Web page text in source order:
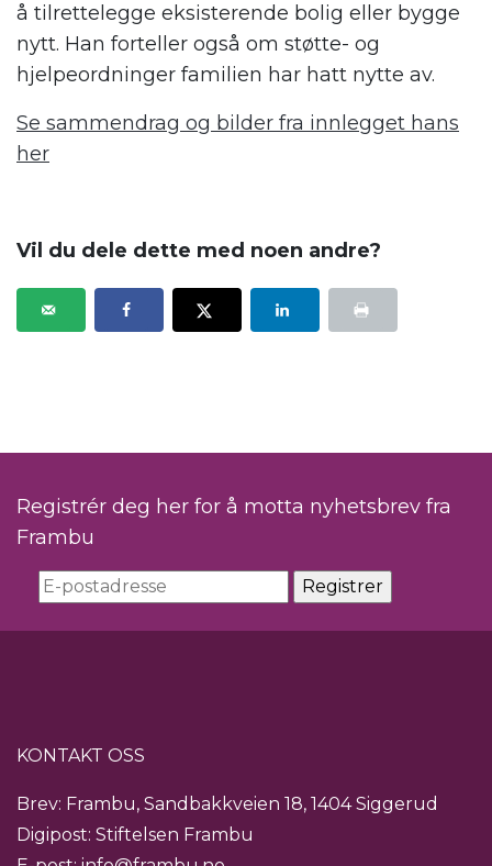
å tilrettelegge eksisterende bolig eller bygge
nytt. Han forteller også om støtte- og
hjelpeordninger familien har hatt nytte av.
Se sammendrag og bilder fra innlegget hans
her
Vil du dele dette med noen andre?
Registrér deg her for å motta nyhetsbrev fra
Frambu
KONTAKT OSS
Brev: Frambu, Sandbakkveien 18, 1404 Siggerud
Digipost: Stiftelsen Frambu